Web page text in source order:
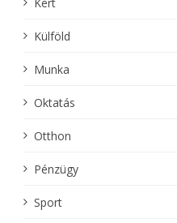
Külföld
Munka
Oktatás
Otthon
Pénzügy
Sport